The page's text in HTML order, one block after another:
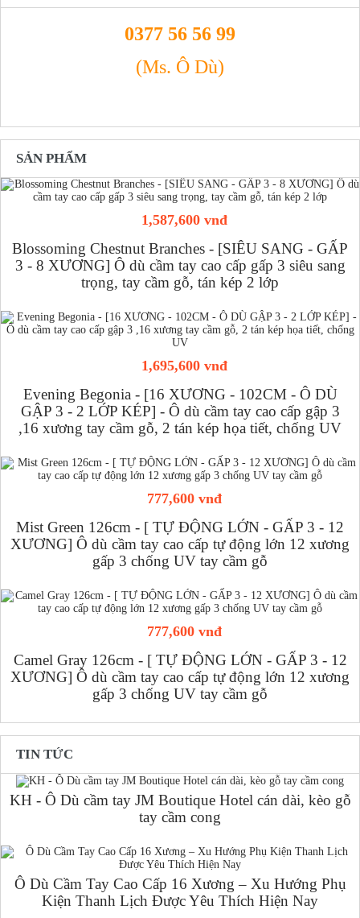
0377 56 56 99
(Ms. Ô Dù)
SẢN PHẨM
1,587,600 vnđ
Blossoming Chestnut Branches - [SIÊU SANG - GẤP
3 - 8 XƯƠNG] Ô dù cầm tay cao cấp gấp 3 siêu sang
trọng, tay cầm gỗ, tán kép 2 lớp
1,695,600 vnđ
Evening Begonia - [16 XƯƠNG - 102CM - Ô DÙ
GẬP 3 - 2 LỚP KÉP] - Ô dù cầm tay cao cấp gập 3
,16 xương tay cầm gỗ, 2 tán kép họa tiết, chống UV
777,600 vnđ
Mist Green 126cm - [ TỰ ĐỘNG LỚN - GẤP 3 - 12
XƯƠNG] Ô dù cầm tay cao cấp tự động lớn 12 xương
gấp 3 chống UV tay cầm gỗ
777,600 vnđ
Camel Gray 126cm - [ TỰ ĐỘNG LỚN - GẤP 3 - 12
XƯƠNG] Ô dù cầm tay cao cấp tự động lớn 12 xương
gấp 3 chống UV tay cầm gỗ
TIN TỨC
KH - Ô Dù cầm tay JM Boutique Hotel cán dài, kèo gỗ
tay cầm cong
Ô Dù Cầm Tay Cao Cấp 16 Xương – Xu Hướng Phụ
Kiện Thanh Lịch Được Yêu Thích Hiện Nay